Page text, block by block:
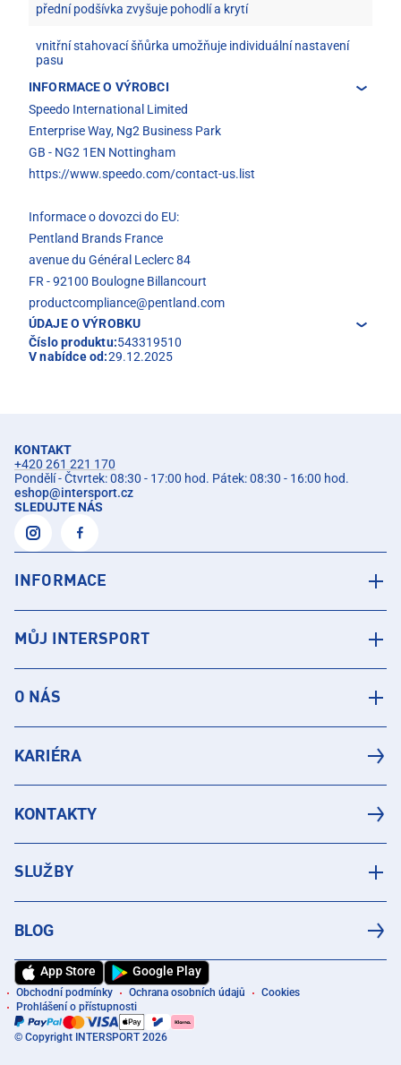
přední podšívka zvyšuje pohodlí a krytí
vnitřní stahovací šňůrka umožňuje individuální nastavení
pasu
INFORMACE O VÝROBCI
Speedo International Limited
Enterprise Way, Ng2 Business Park
GB - NG2 1EN Nottingham
https://www.speedo.com/contact-us.list
Informace o dovozci do EU:
Pentland Brands France
avenue du Général Leclerc 84
FR - 92100 Boulogne Billancourt
productcompliance@pentland.com
ÚDAJE O VÝROBKU
Číslo produktu:543319510
V nabídce od:29.12.2025
KONTAKT
+420 261 221 170
Pondělí - Čtvrtek: 08:30 - 17:00 hod. Pátek: 08:30 - 16:00 hod.
eshop@intersport.cz
SLEDUJTE NÁS
INFORMACE
MŮJ INTERSPORT
O NÁS
KARIÉRA
KONTAKTY
SLUŽBY
BLOG
App Store Google Play
Obchodní podmínky Ochrana osobních údajů
Cookies
Prohlášení o přístupnosti
© Copyright INTERSPORT 2026